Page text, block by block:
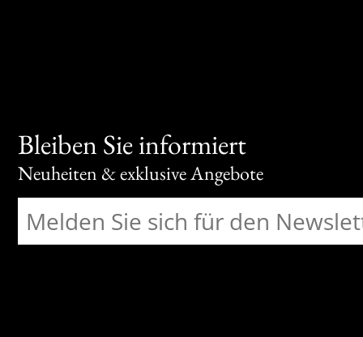
Bleiben Sie informiert
Neuheiten & exklusive Angebote